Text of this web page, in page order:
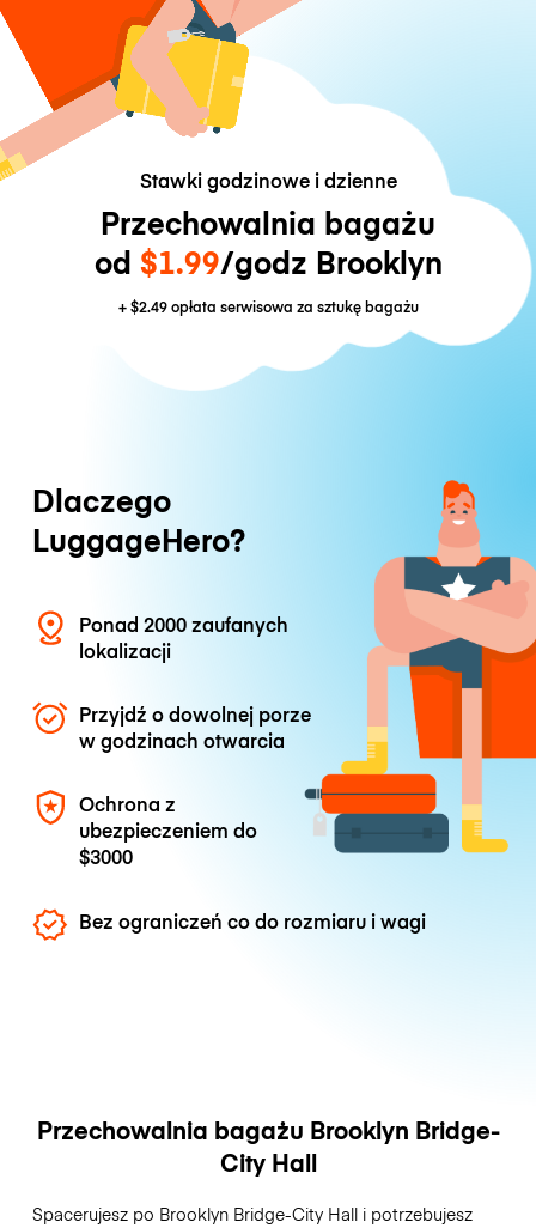
Stawki godzinowe i dzienne
Przechowalnia bagażu
od $1.99/godz Brooklyn
+$2.49opłata serwisowa za sztukę bagażu
Dlaczego
LuggageHero?
Ponad 2000 zaufanych
lokalizacji
Przyjdź o dowolnej porze
w godzinach otwarcia
Ochrona z
ubezpieczeniem do
$3000
Bez ograniczeń co do rozmiaru i wagi
Przechowalnia bagażu Brooklyn Bridge-
City Hall
Spacerujesz po Brooklyn Bridge-City Hall i potrzebujesz